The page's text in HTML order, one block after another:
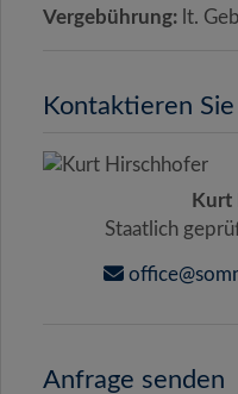
Vergebührung: lt.
Kontaktieren Sie
Kurt
Staatlich
Anfrage senden